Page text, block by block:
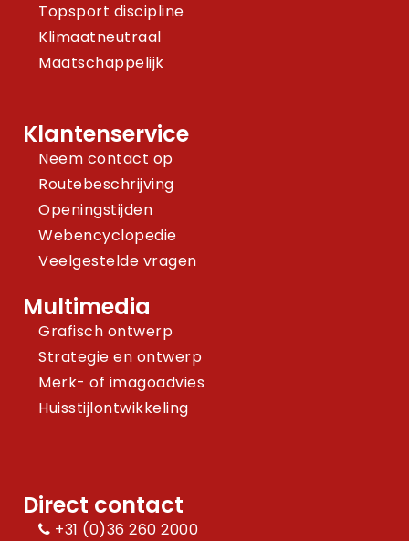
Topsport discipline
Klimaatneutraal
Maatschappelijk
Klantenservice
Neem contact op
Routebeschrijving
Openingstijden
Webencyclopedie
Veelgestelde vragen
Multimedia
Grafisch ontwerp
Strategie en ontwerp
Merk- of imagoadvies
Huisstijlontwikkeling
Direct contact
+31 (0)36 260 2000